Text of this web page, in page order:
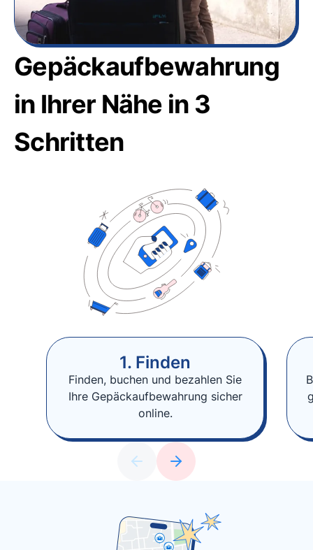
Gepäckaufbewahrung
in Ihrer Nähe in 3
Schritten
1. Finden
Finden, buchen und bezahlen Sie
Ihre Gepäckaufbewahrung sicher
online.